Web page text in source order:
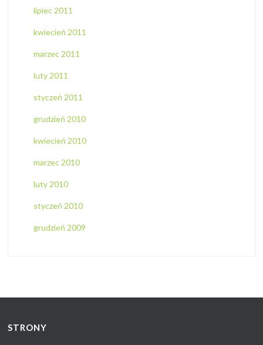
lipiec 2011
kwiecień 2011
marzec 2011
luty 2011
styczeń 2011
grudzień 2010
kwiecień 2010
marzec 2010
luty 2010
styczeń 2010
grudzień 2009
STRONY